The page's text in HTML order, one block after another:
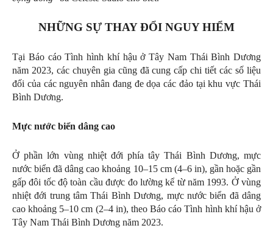
NHỮNG SỰ THAY ĐỔI NGUY HIỂM
Tại Báo cáo Tình hình khí hậu ở Tây Nam Thái Bình Dương
năm 2023, các chuyên gia cũng đã cung cấp chi tiết các số liệu
đối của các nguyên nhân đang đe dọa các đảo tại khu vực Thái
Bình Dương.
Mực nước biển dâng cao
Ở phần lớn vùng nhiệt đới phía tây Thái Bình Dương, mực
nước biển đã dâng cao khoảng 10–15 cm (4–6 in), gần hoặc gần
gấp đôi tốc độ toàn cầu được đo lường kể từ năm 1993. Ở vùng
nhiệt đới trung tâm Thái Bình Dương, mực nước biển đã dâng
cao khoảng 5–10 cm (2–4 in), theo Báo cáo Tình hình khí hậu ở
Tây Nam Thái Bình Dương năm 2023.